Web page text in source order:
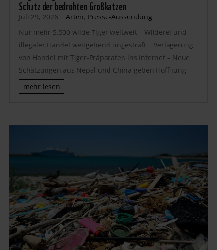
Schutz der bedrohten Großkatzen
Juli 29, 2026 | Arten, Presse-Aussendung
Nur mehr 5.500 wilde Tiger weltweit – Wilderei und
illegaler Handel weitgehend ungestraft – Verlagerung
von Handel mit Tiger-Präparaten ins Internet – Neue
Schätzungen aus Nepal und China geben Hoffnung
mehr lesen